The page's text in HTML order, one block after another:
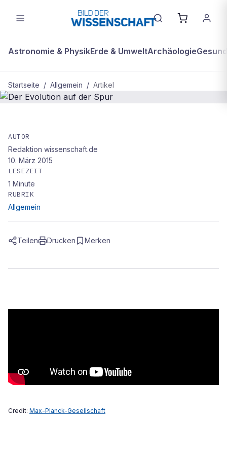
Astronomie & PhysikErde & UmweltArchäologie
Startseite / Allgemein / Artikel
Der Evolution auf der Spur
AUTOR
Redaktion wissenschaft.de
10. März 2015
LESEZEIT
1 Minute
RUBRIK
Allgemein
Teilen Drucken Merken
Credit: Max-Planck-Gesellschaft